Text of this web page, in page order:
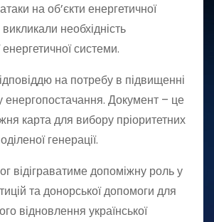
на об’єкти енергетичної
необхідність
енергетичної системи.
на потребу в підвищенні
енергопостачання. Документ – це
карта для вибору пріоритетних
генерації.
відіграватиме допоміжну роль у
та донорської допомоги для
відновлення української